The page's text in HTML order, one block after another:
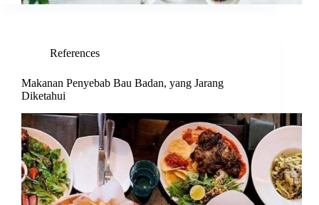
References
Makanan Penyebab Bau Badan, yang Jarang
Diketahui